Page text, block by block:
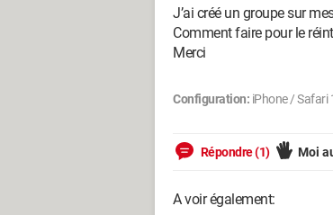
J’ai créé un groupe sur
Comment faire pour le
Merci
Configuration: iPhone / Safari
Répondre (1) Moi
A voir également: